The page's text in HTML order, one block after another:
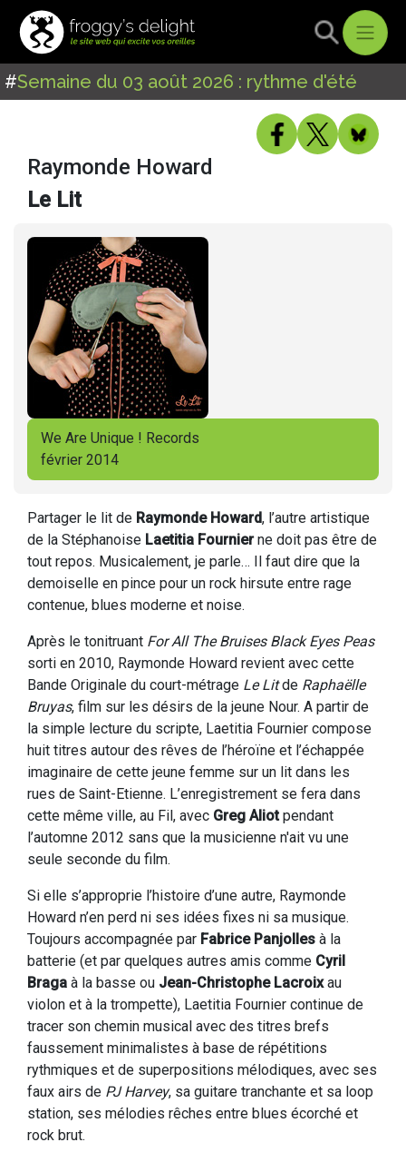
#Semaine du 03 août 2026 : rythme d'été
Raymonde Howard
Le Lit
We Are Unique ! Records
février 2014
Partager le lit de Raymonde Howard, l’autre artistique
de la Stéphanoise Laetitia Fournierne doit pas être de
tout repos. Musicalement, je parle… Il faut dire que la
demoiselle en pince pour un rock hirsute entre rage
contenue, blues moderne et noise.
Après le tonitruant For All The Bruises Black Eyes Peas
sorti en 2010, Raymonde Howard revient avec cette
Bande Originale du court-métrage Le Litde Raphaëlle
Bruyas, film sur les désirs de la jeune Nour. A partir de
la simple lecture du scripte, Laetitia Fournier compose
huit titres autour des rêves de l’héroïne et l’échappée
imaginaire de cette jeune femme sur un lit dans les
rues de Saint-Etienne. L’enregistrement se fera dans
cette même ville, au Fil, avec Greg Aliotpendant
l’automne 2012 sans que la musicienne n'ait vu une
seule seconde du film.
Si elle s’approprie l’histoire d’une autre, Raymonde
Howard n’en perd ni ses idées fixes ni sa musique.
Toujours accompagnée par Fabrice Panjolles à la
batterie (et par quelques autres amis comme Cyril
Braga à la basse ou Jean-Christophe Lacroixau
violon et à la trompette), Laetitia Fournier continue de
tracer son chemin musical avec des titres brefs
faussement minimalistes à base de répétitions
rythmiques et de superpositions mélodiques, avec ses
faux airs de PJ Harvey, sa guitare tranchante et sa loop
station, ses mélodies rêches entre blues écorché et
rock brut.